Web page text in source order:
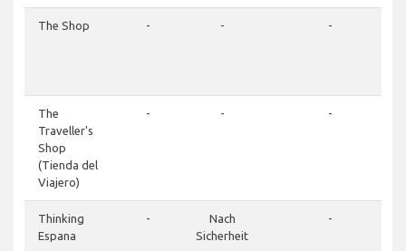
The Shop - - -
The
Traveller's
Shop
(Tienda del
Viajero)
- - -
Thinking
Espana
-
Nach
Sicherheit
-